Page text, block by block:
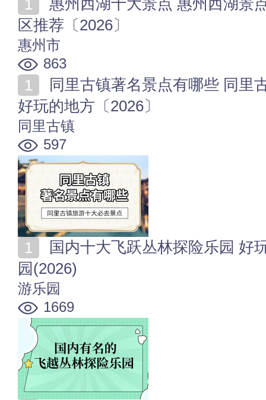
区推荐〔2026〕
惠州市
863
好玩的地方〔2026〕
同里古镇
597
园(2026)
游乐园
1669